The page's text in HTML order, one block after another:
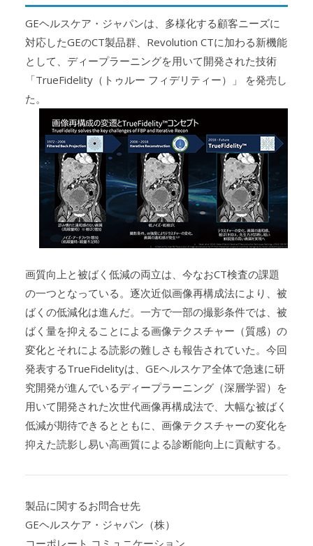
GEヘルスケア・ジャパンは、多様化する顧客ニーズに
対応したGEのCT製品群、Revolution CTに加わる新機能
として、ディープラーニングを用いて開発された技術
「TrueFidelity（トゥルー フィデリティー）」 を発売し
た。
画質向上と被ばく低減の両立は、今なおCT検査の課題
の一つとなっている。逐次近似画像再構成法により、被
ばくの低減化は進んだ。一方で一部の撮影条件では、被
ばく量を抑えることによる画像テクスチャー（質感）の
変化とそれによる読影の難しさも報告されていた。今回
発表するTrueFidelityは、GEヘルスケア全体で急速に研
究開発が進んでいるディープラーニング（深層学習）を
用いて開発された次世代画像再構成法で、大幅な被ばく
低減が期待できるとともに、画像テクスチャーの変化を
抑えた読影し易い高画質による診断能向上に貢献する。
製品に関するお問合せ先
GEヘルスケア・ジャパン（株）